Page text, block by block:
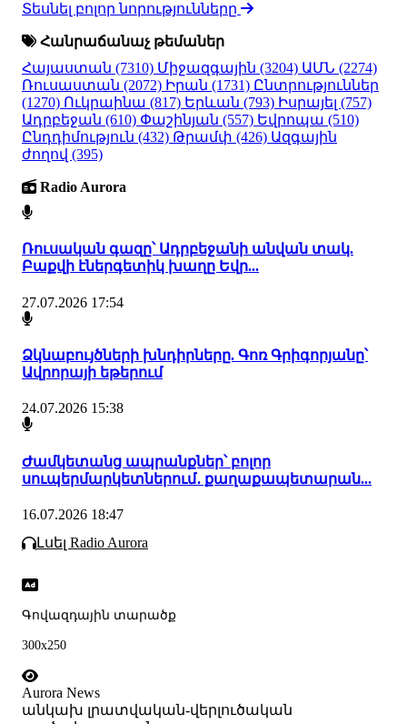
Տեսնել բոլոր նորությունները
Հանրաճանաչ թեմաներ
Հայաստան (7310) Միջազգային (3204) ԱՄՆ (2274)
Ռուսաստան (2072) Իրան (1731) Ընտրություններ
(1270) Ուկրաինա (817) Երևան (793) Իսրայել (757)
Ադրբեջան (610) Փաշինյան (557) Եվրոպա (510)
Ընդդիմություն (432) Թրամփ (426) Ազգային
ժողով (395)
Radio Aurora
Ռուսական գազը՝ Ադրբեջանի անվան տակ.
Բաքվի էներգետիկ խաղը Եվր...
27.07.2026 17:54
Ձկնաբույծների խնդիրները. Գոռ Գրիգորյանը՝
Ավրորայի եթերում
24.07.2026 15:38
Ժամկետանց ապրանքներ՝ բոլոր
սուպերմարկետներում․ քաղաքապետարան...
16.07.2026 18:47
Լսել Radio Aurora
Գովազդային տարածք
300x250
Aurora News
անկախ լրատվական-վերլուծական